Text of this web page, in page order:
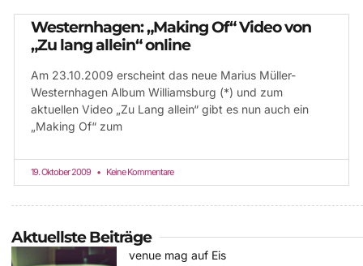
Westernhagen: „Making Of“ Video von
„Zu lang allein“ online
Am 23.10.2009 erscheint das neue Marius Müller-
Westernhagen Album Williamsburg (*) und zum
aktuellen Video „Zu Lang allein“ gibt es nun auch ein
„Making Of“ zum
19. Oktober 2009 Keine Kommentare
Aktuellste Beiträge
venue mag auf Eis